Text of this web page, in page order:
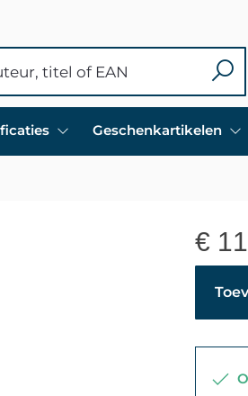
Geschenkartikelen
€